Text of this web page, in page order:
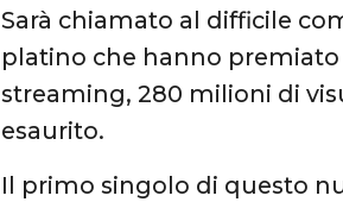
Sarà chiamato al difficile
platino che hanno premiato
streaming, 280 milioni di
esaurito.
Il primo singolo di questo